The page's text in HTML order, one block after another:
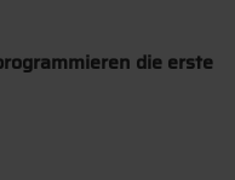
die erste